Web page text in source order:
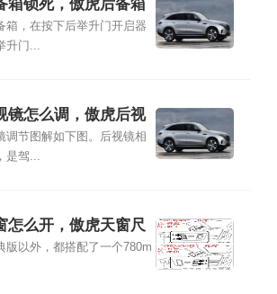
箱锁死，傲虎后备箱
箱，在按下后举升门开启器
升门...
镜怎么调，傲虎后视
调节图解如下图。后视镜相
是驾...
怎么开，傲虎天窗尺
版以外，都搭配了一个780m